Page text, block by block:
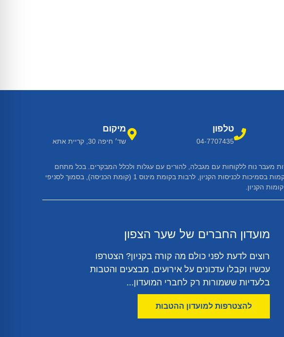
טלפון
04-7707435
מיקום
שד׳ חיפה 30, קריית אתא
מעבר נוח ללקוחות עם מגבלה, להורים עם עגלות ולכלל המבקרים. בכל מתחם
שירותים בקניון קיימים תאי שירותים נגישים בהתאם לדרישות הנגישות. בנוסף, בקניון פועלות מעליות נגישות הממוקמות בסמיכות לכניסות הקניון, לרבות בקומת מינוס 1 (קומת הכניסה), בסמוך לסניפי
הקניון.
מועדון החברים של שער הצפון
רוצים לדעת לפני כולם מה קורה בקניון? הצטרפו
עכשיו וקבלו עדכונים על אירועים, מבצעים והטבות
בלעדיות ששמורות רק לחברי המועדון...
להצטרפות למועדון ההטבות